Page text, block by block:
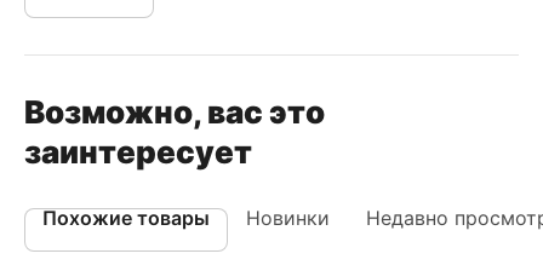
Возможно, вас это
заинтересует
Похожие товары Новинки Недавно